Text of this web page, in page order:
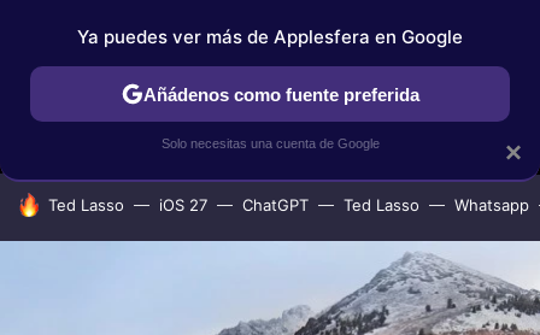
MENÚ NUEVO
TUTORIALES APPLESFERA SELECCIÓN
HOY SE HABLA DE
Ted Lasso iOS 27 ChatGPT Ted Lasso Whatsapp
×
Ya puedes ver más de Applesfera en Google
Añádenos como fuente preferida
Solo necesitas una cuenta de Google